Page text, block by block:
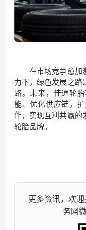
专
在市场竞争愈加激
力下，绿色发展之路
路。未来，佳通轮
能、优化供应链，
作，实现互利共赢的
轮胎品牌。
更多资讯，欢
务网